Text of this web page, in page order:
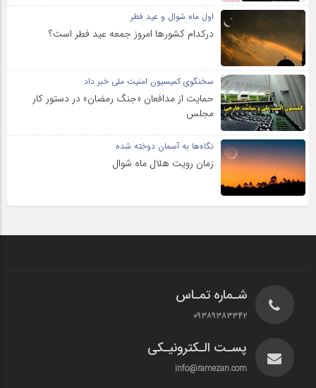
اول ماه شوال و عید فطر
درکدام کشورها امروز جمعه عید فطر است؟
سخنگوی کمیسیون امنیت ملی خبر داد
حمایت از مدافعان «جنگ رمضان» در دستور کار
مجلس
نگاه‌ها به آسمان دوخته شده
زمان رویت هلال ماه شوال
شـماره تمـاس
۰۹۳۸۹۳۸۳۳۴۲
پسـت الـکترونیـکی
info@ramezan.com